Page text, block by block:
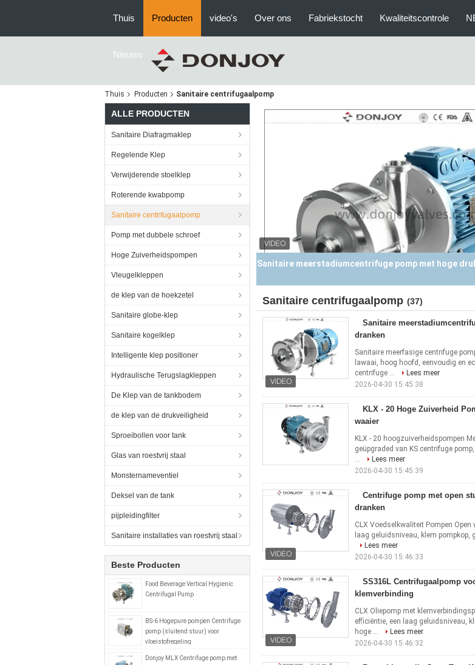
Thuis Producten video's Over ons Fabriekstocht Kwaliteitscontrole
Nieuws
Thuis Producten Sanitaire centrifugaalpomp
ALLE PRODUCTEN
Sanitaire Diafragmaklep
Regelende Klep
Verwijderende stoelklep
Roterende kwabpomp
Sanitaire centrifugaalpomp
Pomp met dubbele schroef
Hoge Zuiverheidspompen
Vleugelkleppen
de klep van de hoekzetel
Sanitaire globe-klep
Sanitaire kogelklep
Intelligente klep positioner
Hydraulische Terugslagkleppen
De Klep van de tankbodem
de klep van de drukveiligheid
Sproeibollen voor tank
Glas van roestvrij staal
Monsternameventiel
Deksel van de tank
pijpleidingfilter
Sanitaire installaties van roestvrij staal
Beste Producten
Food Beverage Vertical Hygienic
Centrifugal Pump
BS-6 Hogepure pompen Centrifuge
pomp (sluitend stuur) voor
vloeistofregeling
Donjoy MLX Centrifuge pomp met
KLX - 20 Hoge Zuiverheid Pompen Mechanisch ABB
Sanitaire centrifugaalpomp (37)
Sanitaire
dranken
Sanitaire meerfasige centrifuge
lawaai, hoog hoofd, eenvoudig en
centrifuge ...
Lees meer
2026-04-30 15:45:38
KLX - 20 Hoge Zuiverheid
waaier
KLX - 20 hoogzuiverheidspompen
geüpgraded van KS centrifuge
...
Lees meer
2026-04-30 15:45:39
Centrifuge pomp met open
dranken
CLX Voedselkwaliteit Pompen
laag geluidsniveau, klem pompkop,
Lees meer
2026-04-30 15:46:33
SS316L Centrifugaalpomp
klemverbinding
CLX Oliepomp met
efficiëntie, een laag geluidsniveau,
hoge ...
Lees meer
2026-04-30 15:46:32